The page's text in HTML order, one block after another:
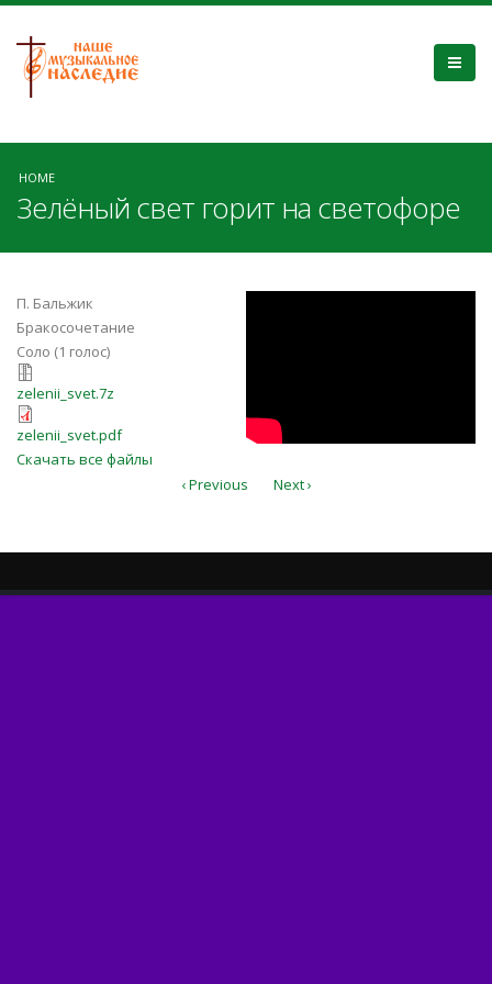
HOME
Зелёный свет горит на светофоре
П. Бальжик
Бракосочетание
Соло (1 голос)
zelenii_svet.7z
zelenii_svet.7z
zelenii_svet.pdf
zelenii_svet.pdf
Скачать все файлы
‹ Previous Next ›